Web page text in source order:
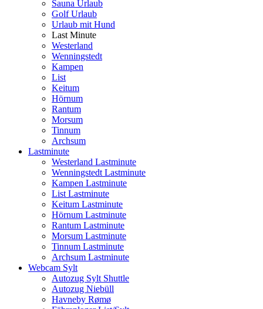
Sauna Urlaub
Golf Urlaub
Urlaub mit Hund
Last Minute
Westerland
Wenningstedt
Kampen
List
Keitum
Hörnum
Rantum
Morsum
Tinnum
Archsum
Lastminute
Westerland Lastminute
Wenningstedt Lastminute
Kampen Lastminute
List Lastminute
Keitum Lastminute
Hörnum Lastminute
Rantum Lastminute
Morsum Lastminute
Tinnum Lastminute
Archsum Lastminute
Webcam Sylt
Autozug Sylt Shuttle
Autozug Niebüll
Havneby Rømø